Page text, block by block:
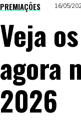
PREMIAÇÕES 16/05/
Veja
agora
2026